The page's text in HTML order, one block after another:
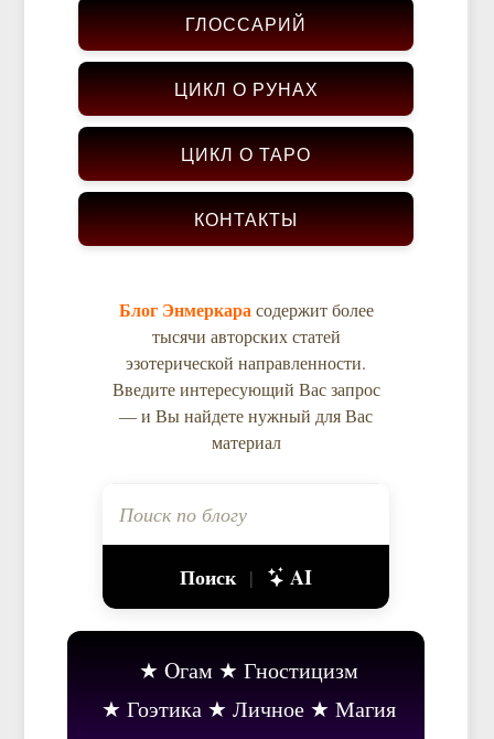
ГЛОССАРИЙ
ЦИКЛ О РУНАХ
ЦИКЛ О ТАРО
КОНТАКТЫ
Блог Энмеркарасодержит более
тысячи авторских статей
эзотерической направленности.
Введите интересующий Вас запрос
— и Вы найдете нужный для Вас
материал
Поиск | AI
Oгам
Гностицизм
Гоэтика
Личное
Магия